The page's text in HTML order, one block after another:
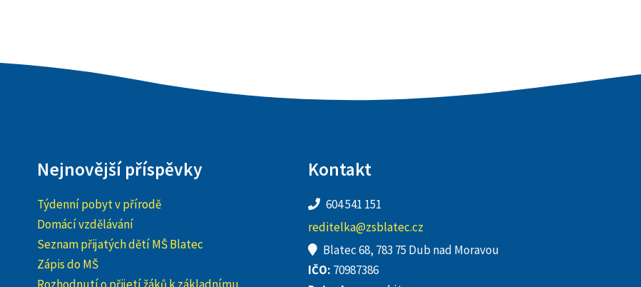
Nejnovější příspěvky
Týdenní pobyt v přírodě
Domácí vzdělávání
Seznam přijatých dětí MŠ Blatec
Zápis do MŠ
Rozhodnutí o přijetí žáků k základnímu
Kontakt
604 541 151
reditelka@zsblatec.cz
Blatec 68, 783 75 Dub nad Moravou
IČO: 70987386